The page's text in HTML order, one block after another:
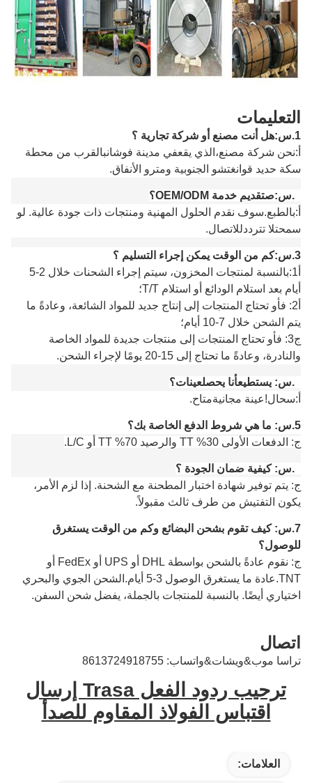
التعليمات
1. س :هل أنت مصنع أو شركة تجارية ؟
نحن شركة مصنع،الذي يقعفي مدينة فوشانبالقرب من محطة
سكة حديد قوانغتشو الجنوبية ومترو الأنفاق.
س:صتقديم خدمة OEM/ODM؟
بالطبع.سوف نقدم الحلول المهنية ومنتجات ذات جودة عالية. لو
سمحتلا تترددللاتصال
3. س:كم من الوقت يمكن إجراء التسليم ؟
بالنسبة لمنتجات المخزون، سيتم إجراء الشحنات خلال 2-5
أيام بعد استلام الودائع أو استلام T/T؛
2: ف
أو تحتاج المنتجات إلى إنتاج جديد للمواد الشائعة، وعادةً ما
يتم الشحن خلال 7-10 أيام؛
ج3: ف
أو تحتاج المنتجات إلى منتجات جديدة للمواد الخاصة
والنادرة، وعادةً ما تحتاج إلى 15-20 يومًا لإجراء الشحن.
س: يستطيعأنا يحصلعينات؟
سحال!عينة مجانيةمتاح.
5. س: ما هي شروط الدفع الخاصة بك؟
ج: الدفعات الأولى 30% TT والرصيد 70% TT أو L/C.
س: كيفية ضمان الجودة ؟
ج: يتم توفير شهادة اختبار المطحنة مع الشحنة. إذا لزم الأمر،
يكون التفتيش من طرف ثالث مقبولاً.
7. س: كيف تقوم بشحن البضائع وكم من الوقت يستغرق
للوصول؟
ج: نقوم عادةً بالشحن بواسطة DHL أو UPS أو FedEx أو
TNT.عادة ما يستغرق الوصول 3-5 أيام.الشحن الجوي والبحري
اختياري أيضًا. بالنسبة للمنتجات بالجملة، يفضل شحن السفن.
اتصال
تراسا موب&ويشات&واتساب: 8613724918755
ترحيب ردود الفعل Trasa إرسال
اقتباس الفولاذ المقاوم للصدأ
العلامات: